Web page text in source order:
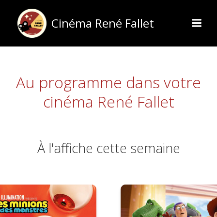
contenu
Cinéma René Fallet
Au programme dans votre
cinéma René Fallet
À l'affiche cette semaine